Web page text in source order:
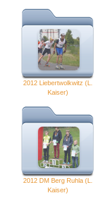
2012 Liebertwolkwitz (L.
Kaiser)
2012 DM Berg Ruhla (L.
Kaiser)